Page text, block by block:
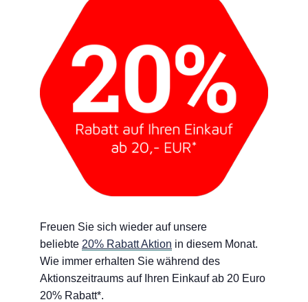
Freuen Sie sich wieder auf unsere
beliebte 20% Rabatt Aktion in diesem Monat.
Wie immer erhalten Sie während des
Aktionszeitraums auf Ihren Einkauf ab 20 Euro
20% Rabatt*.